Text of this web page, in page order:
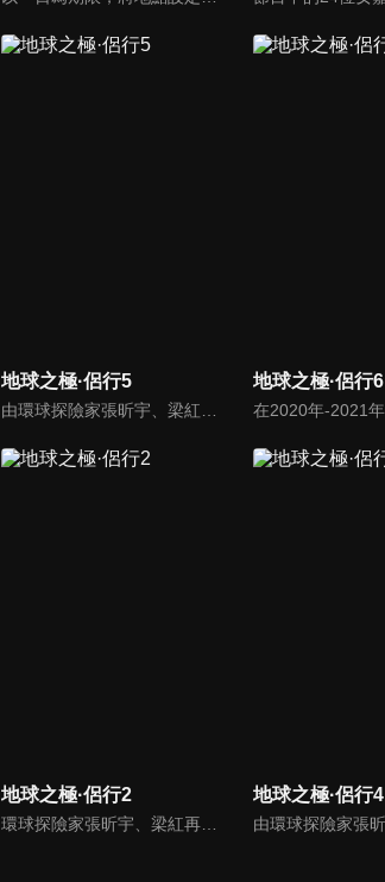
地球之極·侶行5 地球之極·侶行6
地球之極·侶行2
環球探險家張昕宇、梁紅再度出發，深入探索北美大陸。他們從北冰洋出發，一路向南跨越20000公里，目的地是北美最南端的加勒比海。這一路他們會看到人造雪崩、在阿拉斯加的極限條件下挑戰飛行、和全美唯一有擁有執照的採冰人一起採千年冰川、在美國駕駛一輛15噸、站起來有5米高的「變形金剛」。
地球之極·侶行4